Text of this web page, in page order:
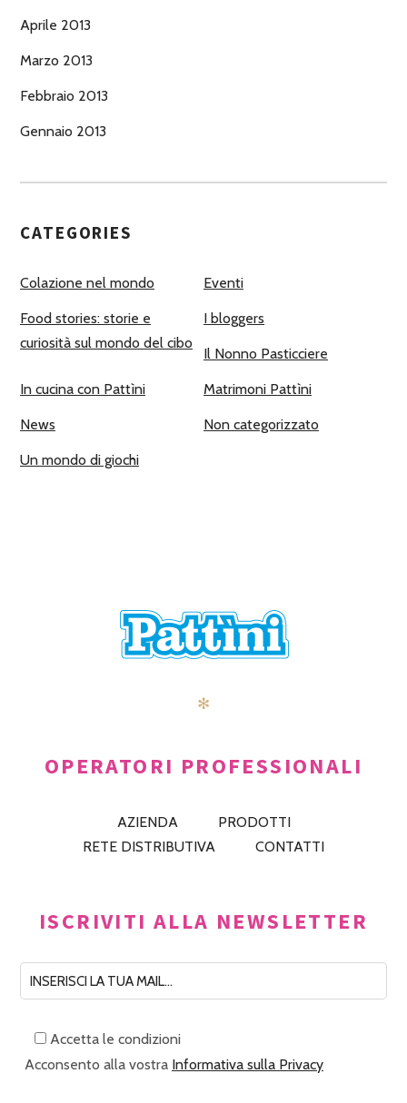
Aprile 2013
Marzo 2013
Febbraio 2013
Gennaio 2013
CATEGORIES
Colazione nel mondo Eventi
Food stories: storie e
curiosità sul mondo del cibo
I bloggers
Il Nonno Pasticciere
In cucina con Pattìni Matrimoni Pattìni
News Non categorizzato
Un mondo di giochi
✻
OPERATORI PROFESSIONALI
AZIENDA
PRODOTTI
RETE DISTRIBUTIVA
CONTATTI
ISCRIVITI ALLA NEWSLETTER
Accetta le condizioni
Acconsento alla vostra Informativa sulla Privacy